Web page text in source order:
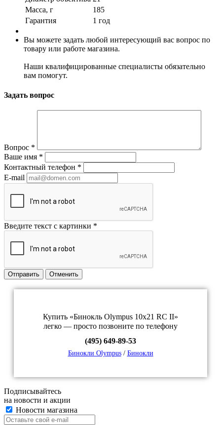
Масса, г
185
Гарантия
1 год
Вы можете задать любой интересующий вас вопрос по
товару или работе магазина.
Наши квалифицированные специалисты обязательно
вам помогут.
Задать вопрос
Вопрос *
Ваше имя *
Контактный телефон *
E-mail
Введите текст с картинки *
Отправить Отменить
Купить «Бинокль Olympus 10x21 RC II»
легко — просто позвоните по телефону
(495) 649-89-53
Бинокли Olympus/ Бинокли
Подписывайтесь
на новости и акции
Новости магазина